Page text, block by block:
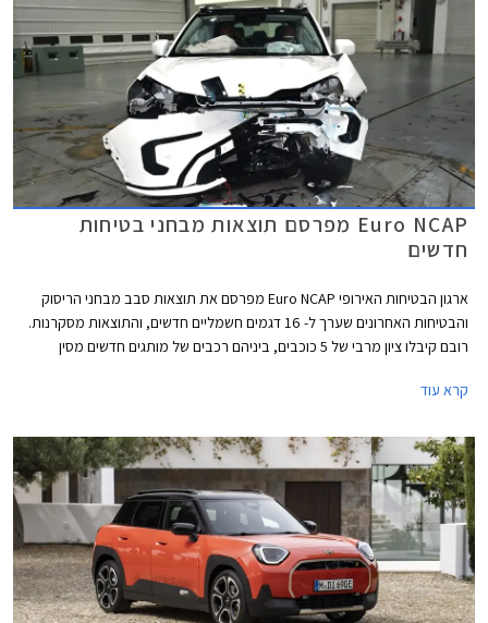
Euro NCAP מפרסם תוצאות מבחני בטיחות
חדשים
ארגון הבטיחות האירופי Euro NCAP מפרסם את תוצאות סבב מבחני הריסוק
והבטיחות האחרונים שערך ל- 16 דגמים חשמליים חדשים, והתוצאות מסקרנות.
רובם קיבלו ציון מרבי של 5 כוכבים, ביניהם רכבים של מותגים חדשים מסין
ציונים של 4 כוכבים וחלקם כמעט איבדו את הכוכב החמישי.
קרא עוד